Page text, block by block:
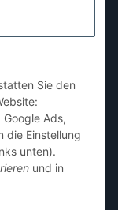
Sie den
Ads,
die Einstellung
unten).
und in